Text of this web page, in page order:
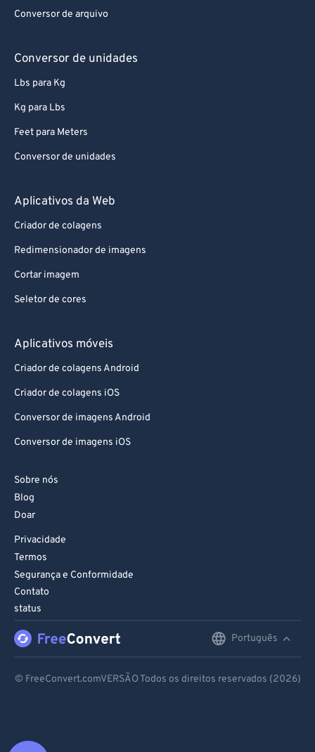
Conversor de arquivo
Conversor de unidades
Lbs para Kg
Kg para Lbs
Feet para Meters
Conversor de unidades
Aplicativos da Web
Criador de colagens
Redimensionador de imagens
Cortar imagem
Seletor de cores
Aplicativos móveis
Criador de colagens Android
Criador de colagens iOS
Conversor de imagens Android
Conversor de imagens iOS
Sobre nós
Blog
Doar
Privacidade
Termos
Segurança e Conformidade
Contato
status
Português
© FreeConvert.comVERSÃO Todos os direitos reservados (2026)